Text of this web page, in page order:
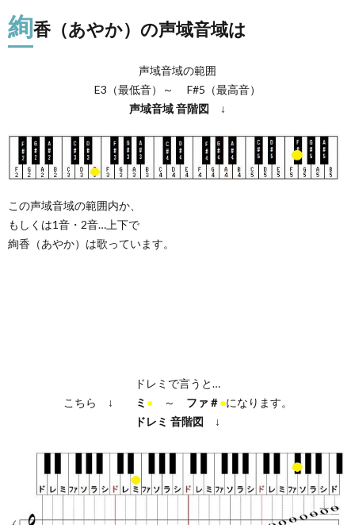
絢香（あやか）の声域音域は
声域音域の範囲
E3（最低音）～ F#5（最高音）
声域音域音階図 ↓
この声域音域の範囲内か、
もしくは1音・2音…上下で
絢香（あやか）は歌っています。
ドレミで言うと…
こちら ↓
ミ ●～ ファ＃●になります。
ドレミ 音階図 ↓